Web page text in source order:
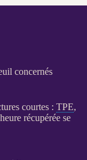
concernés
courtes : TPE,
récupérée se